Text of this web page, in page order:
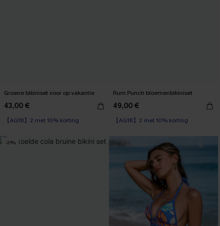
Groene bikiniset voor op vakantie
43,00 €
【AG18】2 met 10% korting
High Waist
Rum Punch bloemenbikiniset
49,00 €
【AG18】2 met 10% korting
High Waist
-21%